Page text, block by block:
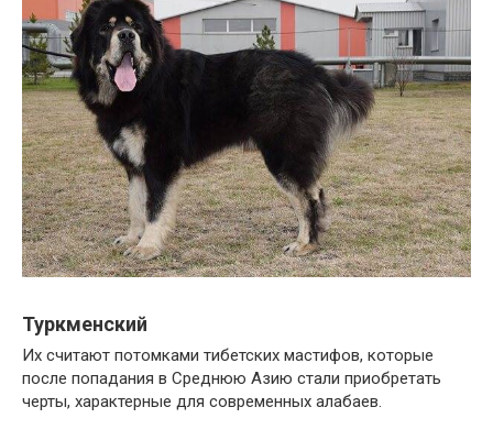
Туркменский
Их считают потомками тибетских мастифов, которые
после попадания в Среднюю Азию стали приобретать
черты, характерные для современных алабаев.